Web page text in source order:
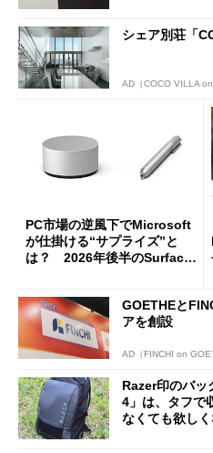
シェア別荘「
AD（COCO VILLA on
PC市場の逆風下でMicrosoft
が仕掛ける“サプライズ”と
は？ 2026年後半のSurface
GOETHEと
アを創設
AD（FINCHI on
Razer印のバ
4」は、タフで
なくても欲し